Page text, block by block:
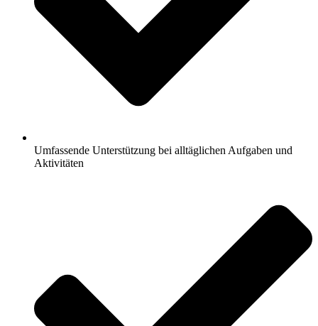
Umfassende Unterstützung bei alltäglichen Aufgaben und
Aktivitäten